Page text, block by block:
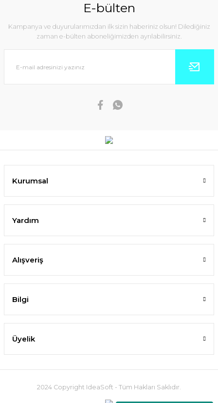
E-bülten
Kampanya ve duyurularımızdan ilk sizin haberiniz olsun! Dilediğiniz
zaman e-bülten aboneliğimizden ayrılabilirsiniz.
Kurumsal
Yardım
Alışveriş
Bilgi
Üyelik
2024 Copyright IdeaSoft - Tüm Hakları Saklıdır.